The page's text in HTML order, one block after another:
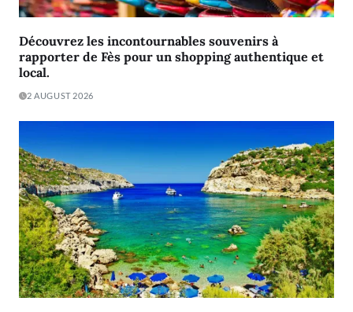
Découvrez les incontournables souvenirs à
rapporter de Fès pour un shopping authentique et
local.
2 AUGUST 2026